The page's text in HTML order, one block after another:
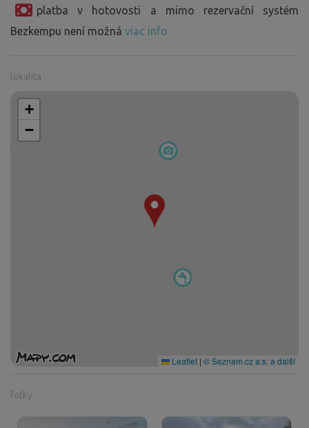
platba v hotovosti a mimo rezervační systém
Bezkempu není možná viac info
lokalita
+
−
Leaflet | © Seznam.cz a.s. a další
fotky